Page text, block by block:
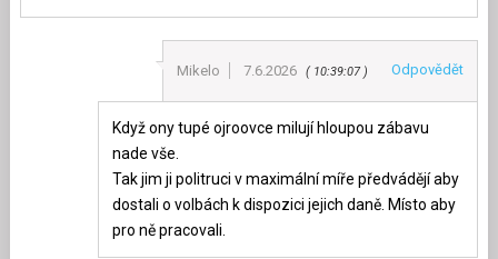
Mikelo 7.6.2026 10:39:07 Odpovědět
Když ony tupé ojroovce milují hloupou zábavu
nade vše.
Tak jim ji politruci v maximální míře předvádějí aby
dostali o volbách k dispozici jejich daně. Místo aby
pro ně pracovali.